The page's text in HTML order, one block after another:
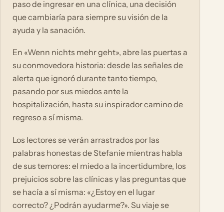
paso de ingresar en una clínica, una decisión
que cambiaría para siempre su visión de la
ayuda y la sanación.
En «Wenn nichts mehr geht», abre las puertas a
su conmovedora historia: desde las señales de
alerta que ignoró durante tanto tiempo,
pasando por sus miedos ante la
hospitalización, hasta su inspirador camino de
regreso a sí misma.
Los lectores se verán arrastrados por las
palabras honestas de Stefanie mientras habla
de sus temores: el miedo a la incertidumbre, los
prejuicios sobre las clínicas y las preguntas que
se hacía a sí misma: «¿Estoy en el lugar
correcto? ¿Podrán ayudarme?». Su viaje se